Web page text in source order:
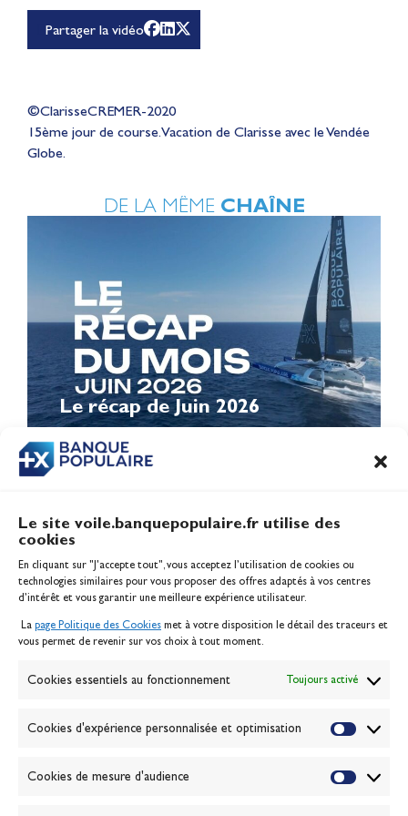
Le site voile.banquepopulaire.fr utilise des
cookies
En cliquant sur "J'accepte tout", vous acceptez l’utilisation de cookies ou
technologies similaires pour vous proposer des offres adaptés à vos centres
d’intérêt et vous garantir une meilleure expérience utilisateur.
La page Politique des Cookies met à votre disposition le détail des traceurs et
vous permet de revenir sur vos choix à tout moment.
Cookies essentiels au fonctionnement Toujours activé
Cookies d'expérience personnalisée et optimisation
Cookies de mesure d'audience
Partager la vidéo
©ClarisseCREMER-2020
15ème jour de course. Vacation de Clarisse avec le Vendée
Globe.
DE LA MÊME CHAÎNE
Le récap de Juin 2026
Inscription serveur média
Contact
Politique des cookies
Banque de la voile
Passion Voile TV